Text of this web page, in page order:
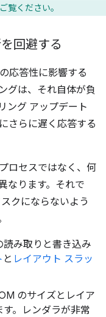
覧ください。
回避する
応答性に影響する
グは、それ自体が負
ング アップデート
さらに遅く応答する
ロセスではなく、何
なります。それで
クにならないよう
み取りと書き込み
と レイアウト スラッ
のサイズとレイア
。レンダラが非常